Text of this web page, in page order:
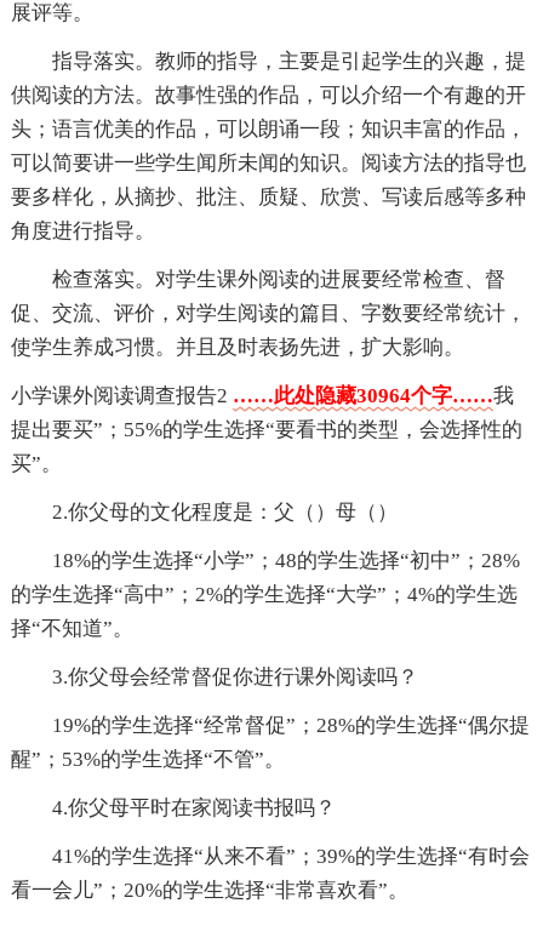
展评等。
指导落实。教师的指导，主要是引起学生的兴趣，提
供阅读的方法。故事性强的作品，可以介绍一个有趣的开
头；语言优美的作品，可以朗诵一段；知识丰富的作品，
可以简要讲一些学生闻所未闻的知识。阅读方法的指导也
要多样化，从摘抄、批注、质疑、欣赏、写读后感等多种
角度进行指导。
检查落实。对学生课外阅读的进展要经常检查、督
促、交流、评价，对学生阅读的篇目、字数要经常统计，
使学生养成习惯。并且及时表扬先进，扩大影响。
小学课外阅读调查报告2 ……此处隐藏30964个字……我
提出要买”；55%的学生选择“要看书的类型，会选择性的
买”。
2.你父母的文化程度是：父（）母（）
18%的学生选择“小学”；48的学生选择“初中”；28%
的学生选择“高中”；2%的学生选择“大学”；4%的学生选
择“不知道”。
3.你父母会经常督促你进行课外阅读吗？
19%的学生选择“经常督促”；28%的学生选择“偶尔提
醒”；53%的学生选择“不管”。
4.你父母平时在家阅读书报吗？
41%的学生选择“从来不看”；39%的学生选择“有时会
看一会儿”；20%的学生选择“非常喜欢看”。